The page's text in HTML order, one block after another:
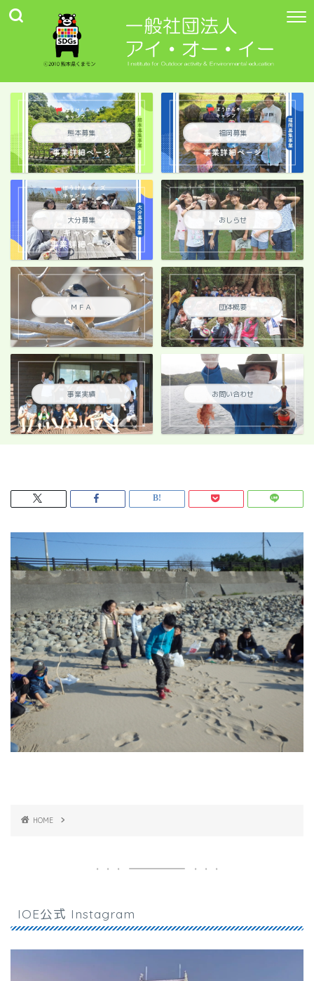
熊本募集 福岡募集
大分募集 おしらせ
ＭＦＡ 団体概要
事業実績 お問い合わせ
HOME
IOE公式 Instagram